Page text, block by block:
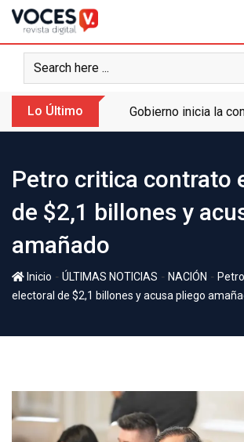
Lo Último Gobierno inicia la
Petro critica contrato
de $2,1 billones y
amañado
Inicio - ÚLTIMAS NOTICIAS - NACIÓN -
electoral de $2,1 billones y acusa pliego